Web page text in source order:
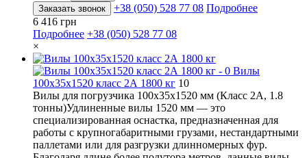
Заказать звонок +38 (050) 528 77 08 Подробнее
6 416 грн
Подробнее +38 (050) 528 77 08
×
Вилы
100х35х1520 класс 2А 1800 кг 10
Вилы для погрузчика 100х35х1520 мм (Класс 2А, 1.8
тонны)Удлиненные вилы 1520 мм — это
специализированная оснастка, предназначенная для
работы с крупногабаритными грузами, нестандартными
паллетами или для разгрузки длинномерных фур.